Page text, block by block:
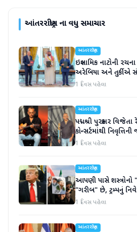
આંતરરાષ્ટ્રીયના વધુ સમાચાર
આંતરરાષ્ટ્રીય
ઇસ્લામિક નાટોની
અરેબિયા અને તુર્કીએ
હસ્તાક્ષર
1 દિવસ પહેલા
આંતરરાષ્ટ્રીય
પદ્મશ્રી પુરસ્કાર
કોન્સર્ટમાંથી
1 દિવસ પહેલા
આંતરરાષ્ટ્રીય
આપણી પાસે
"ગરીબ" છે, ટ્રમ્પનું
1 દિવસ પહેલા
આંતરરાષ્ટ્રીય